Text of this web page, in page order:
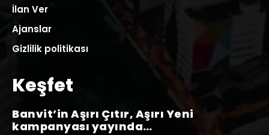
İlan Ver
Ajanslar
Gizlilik politikası
Keşfet
Banvit’in Aşırı Çıtır, Aşırı Yeni
kampanyası yayında…